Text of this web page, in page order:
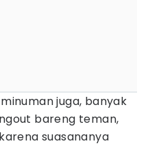
juga, banyak
bareng teman,
suasananya